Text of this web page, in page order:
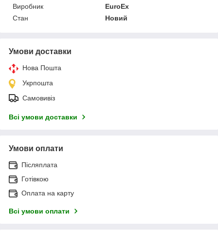
Виробник
EuroEx
Стан
Новий
Умови доставки
Нова Пошта
Укрпошта
Самовивіз
Всі умови доставки
Умови оплати
Післяплата
Готівкою
Оплата на карту
Всі умови оплати